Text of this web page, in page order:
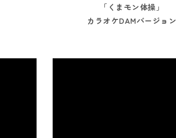
「くまモン体操」
カラオケDAMバージョン